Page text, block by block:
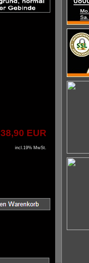
38,90 EUR
incl.19% MwSt.